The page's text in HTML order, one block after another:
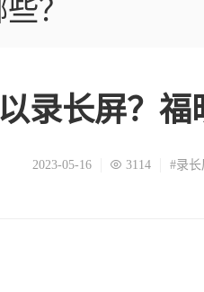
？
录长屏？
2023-05-16 3114 #录长